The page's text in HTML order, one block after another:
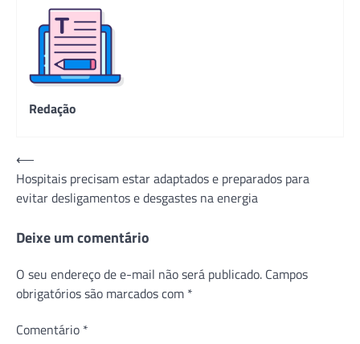
Redação
Navegação
de
Post
⟵
Hospitais precisam estar adaptados e preparados para
evitar desligamentos e desgastes na energia
Deixe um comentário
O seu endereço de e-mail não será publicado. Campos
obrigatórios são marcados com *
Comentário *